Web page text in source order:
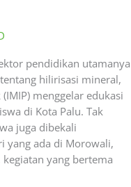
pendidikan utamanya
hilirisasi mineral,
menggelar edukasi
di Kota Palu. Tak
juga dibekali
yang ada di Morowali,
yang bertema